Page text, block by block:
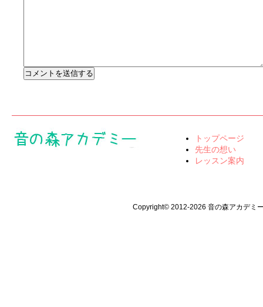
トップページ
先生の想い
レッスン案内
Copyright© 2012-2026 音の森アカデミ